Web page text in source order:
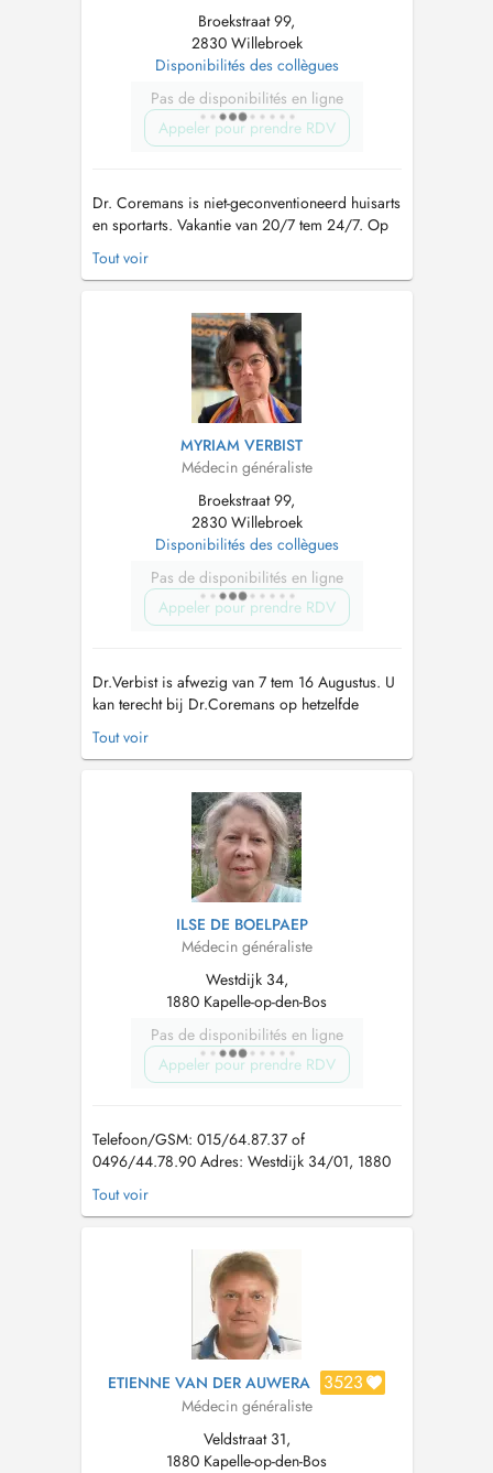
Broekstraat 99,
2830 Willebroek
Disponibilités des collègues
Pas de disponibilités en ligne
Appeler pour prendre RDV
Dr. Coremans is niet-geconventioneerd huisarts
en sportarts. Vakantie van 20/7 tem 24/7. Op
geopend. Op de andere dagen kan u terecht
voor afspraken: 014/39.78.04. Voor overige
vragen: 03/886.70.30 Mailadres: pra...
Tout voir
MYRIAM VERBIST
Médecin généraliste
Broekstraat 99,
2830 Willebroek
Disponibilités des collègues
Pas de disponibilités en ligne
Appeler pour prendre RDV
Dr.Verbist is afwezig van 7 tem 16 Augustus. U
kan terecht bij Dr.Coremans op hetzelfde
huisarts. CONTACT: Telefoon: voor afspraken:
03/886.70.30 Mailadres:
praktijkhetbroek@gmail.com!!NIEUWE
PATIENTEN!! Do...
Tout voir
ILSE DE BOELPAEP
Médecin généraliste
Westdijk 34,
1880 Kapelle-op-den-Bos
Pas de disponibilités en ligne
Appeler pour prendre RDV
Telefoon/GSM: 015/64.87.37 of
0496/44.78.90 Adres: Westdijk 34/01, 1880
24/7/2026 voor dringende medische zorg kan
doorlopend open, woe-do-vrij vanaf 18.00 u
** Patiënten met een andere vaste/ geen
Tout voir
ETIENNE VAN DER AUWERA 3523
Médecin généraliste
Veldstraat 31,
1880 Kapelle-op-den-Bos